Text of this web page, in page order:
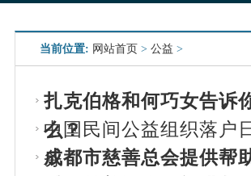
当前位置: 网站首页 > 公益 >
扎克伯格和何巧女告诉
么？
中国民间公益组织落户
务
成都市慈善总会提供帮